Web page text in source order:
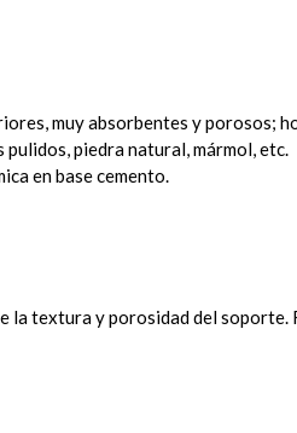
muy absorbentes y porosos;
piedra natural, mármol, etc.
en base cemento.
textura y porosidad del